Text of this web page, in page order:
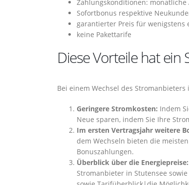
Zahlungskonditionen: monatliche
Sofortbonus respektive
garantierter Preis für wenigstens
keine Pakettarife
Diese Vorteile hat
Bei einem Wechsel des
Geringere Stromkosten: Indem
Neue sparen, indem Sie Ihre
Im ersten Vertragsjahr weitere
dem Wechseln bieten die
Bonuszahlungen.
Überblick über die Energiepreise:
Stromanbieter in Stutensee